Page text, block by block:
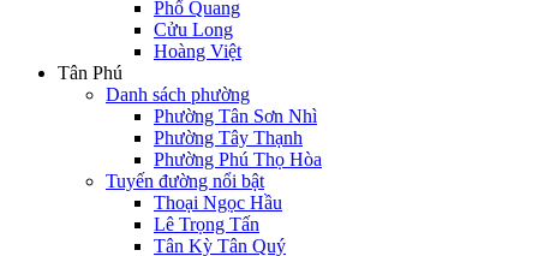
Phổ Quang
Cửu Long
Hoàng Việt
Tân Phú
Danh sách phường
Phường Tân Sơn Nhì
Phường Tây Thạnh
Phường Phú Thọ Hòa
Tuyến đường nổi bật
Thoại Ngọc Hầu
Lê Trọng Tấn
Tân Kỳ Tân Quý